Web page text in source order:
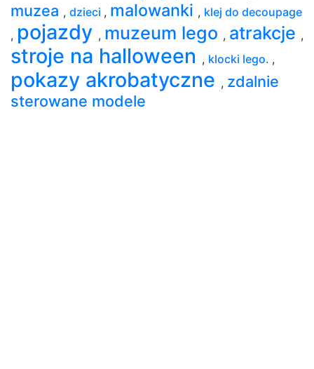
muzea , dzieci , malowanki , klej do decoupage
, pojazdy , muzeum lego , atrakcje ,
stroje na halloween , klocki lego. ,
pokazy akrobatyczne , zdalnie
sterowane modele